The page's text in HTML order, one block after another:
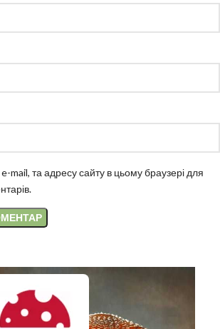
mail, та адресу сайту в цьому браузері для